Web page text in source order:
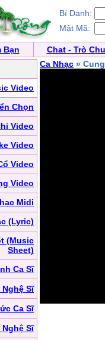
Bí Danh:
Mật Mã:
Bạn Chat - Trò
Video
Chọn
Video
Video
Video
Video
Midi
(Lyric)
(Music
Sheet)
Ca Sĩ
Sĩ
Ca Sĩ
Sĩ
Ca Nhạc »